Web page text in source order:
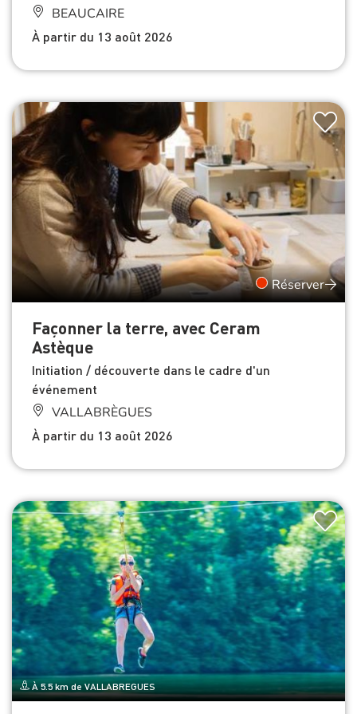
BEAUCAIRE
À partir du 13 août 2026
Réserver
Façonner la terre, avec Ceram
Astèque
Initiation / découverte dans le cadre d'un
événement
VALLABRÈGUES
À partir du 13 août 2026
À 5.5 km de VALLABREGUES